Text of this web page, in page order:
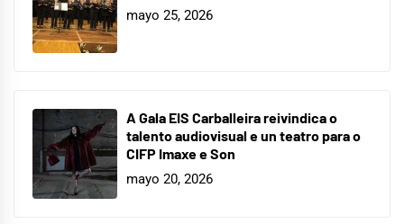
mayo 25, 2026
A Gala EIS Carballeira reivindica o
talento audiovisual e un teatro para o
CIFP Imaxe e Son
mayo 20, 2026